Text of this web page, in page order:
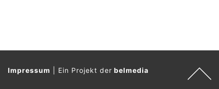
Impressum Ein Projekt derbelmedia